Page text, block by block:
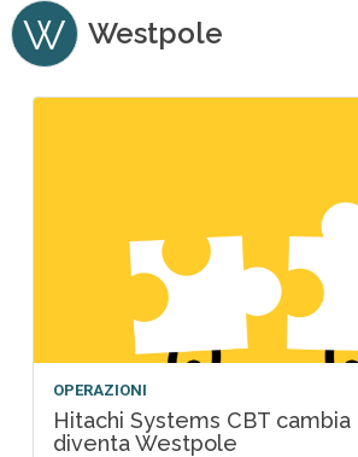
W Westpole
OPERAZIONI
Hitachi Systems CBT
diventa Westpole